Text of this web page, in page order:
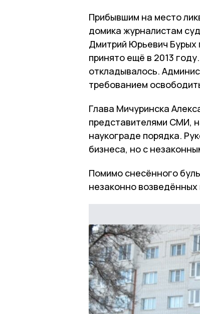
Прибывшим на место
домика журналистам
Дмитрий Юрьевич Бурых
принято ещё в 2013
откладывалось.
требованием
Глава Мичуринска
представителями СМИ,
наукограде порядка.
бизнеса, но с
Помимо снесённого
незаконно